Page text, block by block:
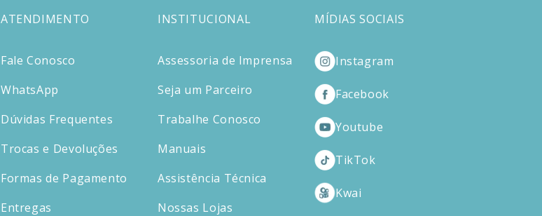
ATENDIMENTO
Fale Conosco
WhatsApp
Dúvidas Frequentes
Trocas e Devoluções
Formas de Pagamento
Entregas
INSTITUCIONAL
Assessoria de Imprensa
Seja um Parceiro
Trabalhe Conosco
Manuais
Assistência Técnica
Nossas Lojas
MÍDIAS SOCIAIS
Instagram
Facebook
Youtube
TikTok
Kwai